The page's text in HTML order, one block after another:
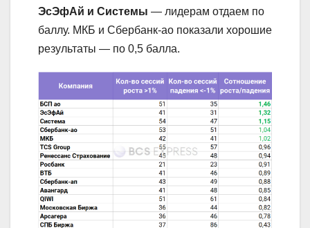
ЭсЭфАй и Системы — лидерам отдаем по
баллу. МКБ и Сбербанк-ао показали хорошие
результаты — по 0,5 балла.